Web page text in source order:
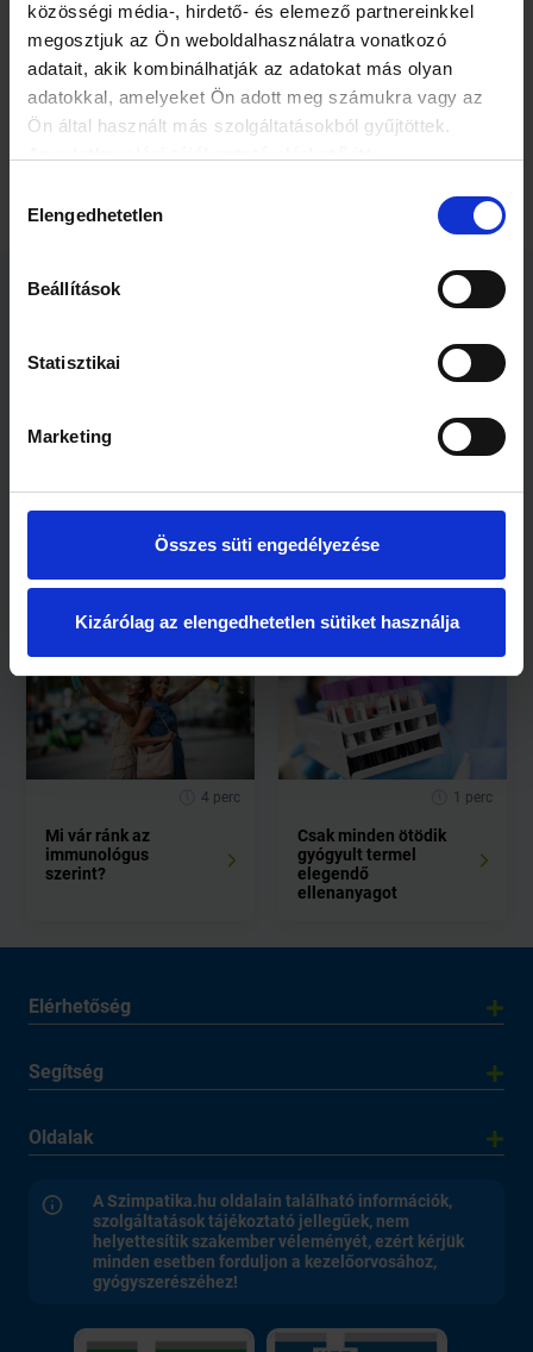
közösségi média-, hirdető- és elemező partnereinkkel
megosztjuk az Ön weboldalhasználatra vonatkozó
adatait, akik kombinálhatják az adatokat más olyan
adatokkal, amelyeket Ön adott meg számukra vagy az
Ön által használt más szolgáltatásokból gyűjtöttek.
kiválasztása
Elengedhetetlen
Beállítások
Statisztikai
Marketing
Összes süti engedélyezése
Kizárólag az elengedhetetlen sütiket használja
Több klinikai tesztfázison kell még átesnie a gyógyszernek
ahhoz, hogy forgalomba kerülhessen. A harmadik klinikai
fázisban már több tízezres populáción tesztelik, de ha
minden jól megy, év végére elkészülhetnek ezzel is, és
elérhetővé válik a gyógyszer.
megérkezhet a Covid
Hónapokkal később
is emlékezetkiesést
4 perc
Mi vár ránk az
immunológus
szerint?
1 perc
Csak minden ötödik
gyógyult termel
elegendő
ellenanyagot
Elérhetőség
Segítség
Oldalak
A Szimpatika.hu oldalain található információk,
szolgáltatások tájékoztató jellegűek, nem
helyettesítik szakember véleményét, ezért kérjük
minden esetben forduljon a kezelőorvosához,
gyógyszerészéhez!